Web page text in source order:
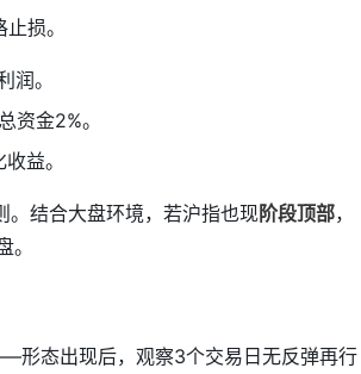
损。
。
资金2%。
益。
。结合大盘环境，若沪指也现阶段顶部，
形态出现后，观察3个交易日无反弹再行